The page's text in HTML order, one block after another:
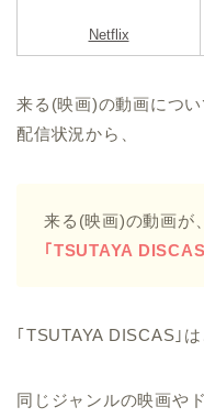
Netflix
来る(映画)の動画につ
配信状況から、
来る(映画)の動画が
｢TSUTAYA
｢TSUTAYA DISCAS｣
同じジャンルの映画や